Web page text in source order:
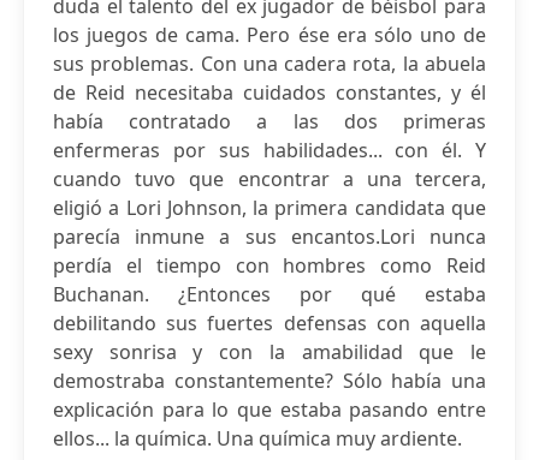
duda el talento del ex jugador de béisbol para
los juegos de cama. Pero ése era sólo uno de
sus problemas. Con una cadera rota, la abuela
de Reid necesitaba cuidados constantes, y él
había contratado a las dos primeras
enfermeras por sus habilidades... con él. Y
cuando tuvo que encontrar a una tercera,
eligió a Lori Johnson, la primera candidata que
parecía inmune a sus encantos.Lori nunca
perdía el tiempo con hombres como Reid
Buchanan. ¿Entonces por qué estaba
debilitando sus fuertes defensas con aquella
sexy sonrisa y con la amabilidad que le
demostraba constantemente? Sólo había una
explicación para lo que estaba pasando entre
ellos... la química. Una química muy ardiente.